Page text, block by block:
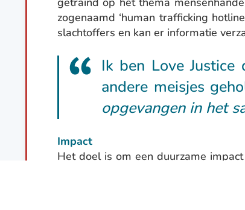
zogenaamd ‘human trafficking
slachtoffers en kan er informatie
Ik ben Love
andere meisjes
opgevangen in het
Impact
Het doel is om een duurzame